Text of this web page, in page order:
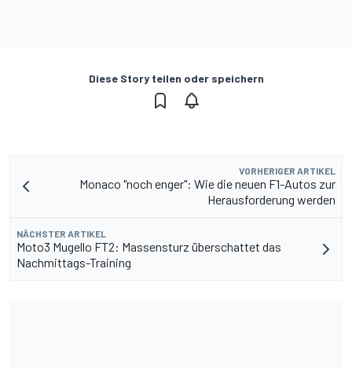
Diese Story teilen oder speichern
VORHERIGER ARTIKEL
Monaco "noch enger": Wie die neuen F1-Autos zur
Herausforderung werden
NÄCHSTER ARTIKEL
Moto3 Mugello FT2: Massensturz überschattet das
Nachmittags-Training